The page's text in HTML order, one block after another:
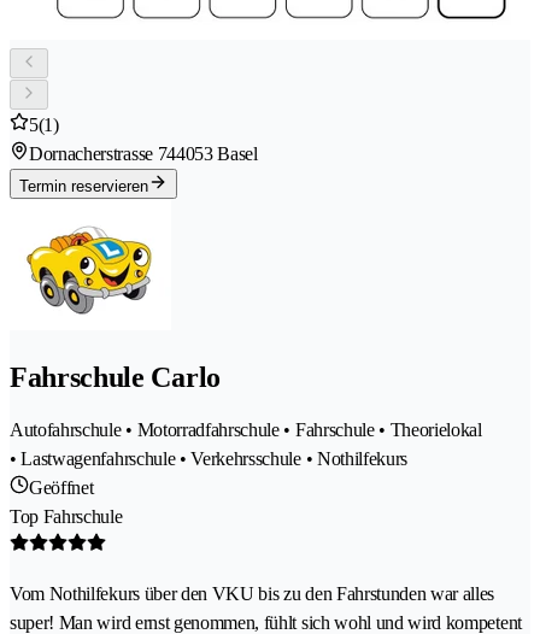
5(1)
Dornacherstrasse 744053 Basel
Termin reservieren
Fahrschule Carlo
Autofahrschule • Motorradfahrschule • Fahrschule • Theorielokal
• Lastwagenfahrschule • Verkehrsschule • Nothilfekurs
Geöffnet
Top Fahrschule
Vom Nothilfekurs über den VKU bis zu den Fahrstunden war alles
super! Man wird ernst genommen, fühlt sich wohl und wird kompetent